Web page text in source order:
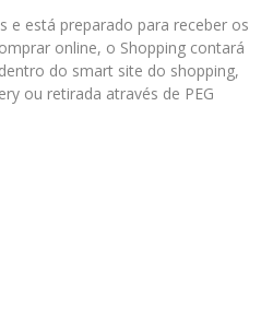
e está preparado para receber os
online, o Shopping contará
do smart site do shopping,
ou retirada através de PEG